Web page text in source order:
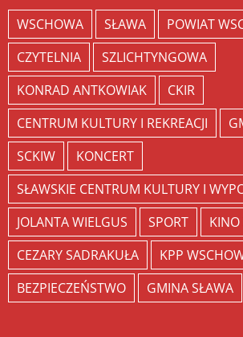
WSCHOWA SŁAWA
POWIAT
CZYTELNIA
SZLICHTYNGOWA
KONRAD ANTKOWIAK
CKIR
CENTRUM KULTURY I REKREACJI
SCKIW
KONCERT
SŁAWSKIE CENTRUM KULTURY I
JOLANTA WIELGUS
SPORT
KINO
CEZARY SADRAKUŁA
KPP
BEZPIECZEŃSTWO
GMINA SŁAWA